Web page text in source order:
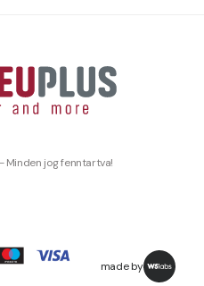
Minden jog fenntartva!
made by